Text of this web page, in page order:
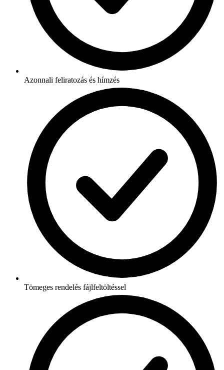
Azonnali feliratozás és hímzés
Tömeges rendelés fájlfeltöltéssel